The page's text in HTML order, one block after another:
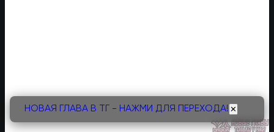
НОВАЯ ГЛАВА В ТГ - НАЖМИ ДЛЯ ПЕРЕХОДА! ✕